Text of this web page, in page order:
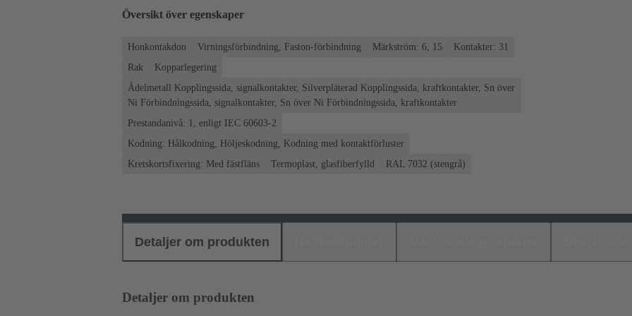
Översikt över egenskaper
Honkontakdon Virningsförbindning, Faston-förbindning Märkström: 6, 15
Kontakter: 31
Rak
Kopparlegering
Ädelmetall Kopplingssida, signalkontakter, Silverpläterad Kopplingssida, kraftkontakter, Sn över
Ni Förbindningssida, signalkontakter, Sn över Ni Förbindningssida, kraftkontakter
Prestandanivå: 1, enligt IEC 60603-2
Kodning: Hålkodning, Höljeskodning, Kodning med kontaktförluster
Kretskortsfixering: Med fästfläns
Termoplast, glasfiberfylld RAL 7032 (stengrå)
Detaljer om produkten
Detaljer om produkten